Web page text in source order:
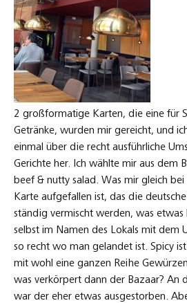
2 großformatige Karten, die eine für
Getränke, wurden mir gereicht, und
einmal über die recht ausführliche
Gerichte her. Ich wählte mir aus dem
beef & nutty salad. Was mir gleich
Karte aufgefallen ist, das die
ständig vermischt werden, was etwas
selbst im Namen des Lokals mit dem
so recht wo man gelandet ist. Spicy
mit wohl eine ganzen Reihe
was verkörpert dann der Bazaar? An
war der eher etwas ausgestorben.